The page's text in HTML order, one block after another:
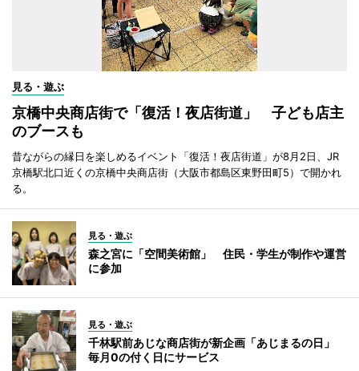
見る・遊ぶ
京橋中央商店街で「復活！夜店街道」 子ども店主
のブースも
昔ながらの縁日を楽しめるイベント「復活！夜店街道」が8月2日、JR
京橋駅北口近くの京橋中央商店街（大阪市都島区東野田町5）で開かれ
る。
見る・遊ぶ
森之宮に「空間美術館」 住民・学生が制作や運営
に参加
見る・遊ぶ
千林駅前あじな商店街が新企画「あじまるの日」
毎月0の付く日にサービス